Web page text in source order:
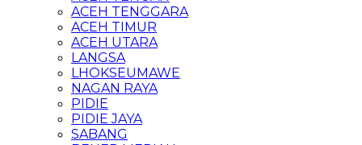
ACEH TENGGARA
ACEH TIMUR
ACEH UTARA
LANGSA
LHOKSEUMAWE
NAGAN RAYA
PIDIE
PIDIE JAYA
SABANG